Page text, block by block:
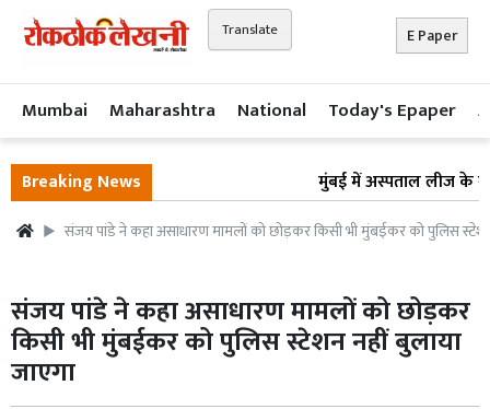
Translate E Paper
Mumbai Maharashtra National Today's Epaper
Breaking News मुंबई में अस्पताल लीज के
संजय पांडे ने कहा असाधारण मामलों को छोड़कर किसी भी मुंबईकर को पुलिस स्टेशन
संजय पांडे ने कहा असाधारण मामलों को छोड़कर
किसी भी मुंबईकर को पुलिस स्टेशन नहीं बुलाया
जाएगा